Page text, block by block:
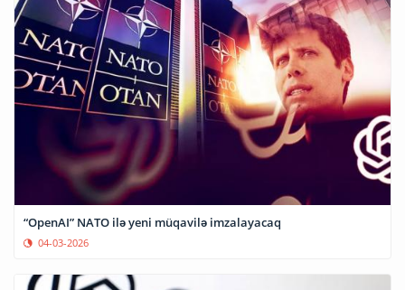
“OpenAI” NATO ilə yeni müqavilə imzalayacaq
04-03-2026